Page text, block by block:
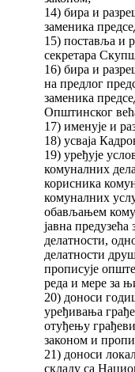
14) бира и
заменика
15) поставља и
секретара
16) бира и
на предлог
заменика
Општинског
17) именује и
18) усваја
19) уређује
комуналних
корисника
комуналних
обављањем
јавна
делатности,
делатности
прописује
реда и мере за
20) доноси
уређивања
отуђењу
законом и
21) доноси
складу са